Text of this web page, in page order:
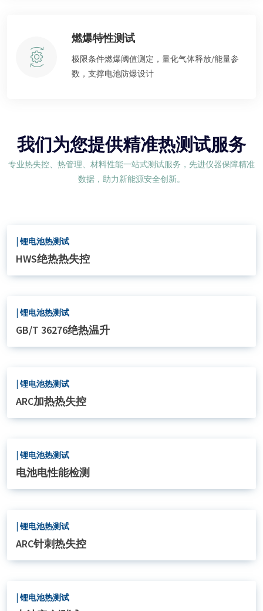
燃爆特性测试
极限条件燃爆阈值测定，量化气体释放/能量参
数，支撑电池防爆设计
我们为您提供精准热测试服务
专业热失控、热管理、材料性能一站式测试服务，先进仪器保障精准
数据，助力新能源安全创新。
| 锂电池热测试
HWS绝热热失控
| 锂电池热测试
GB/T 36276绝热温升
| 锂电池热测试
ARC加热热失控
| 锂电池热测试
电池电性能检测
| 锂电池热测试
ARC针刺热失控
| 锂电池热测试